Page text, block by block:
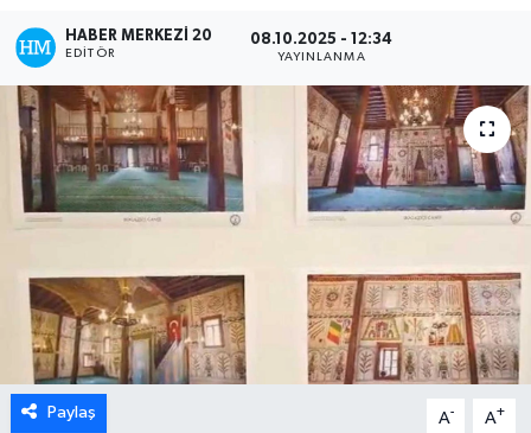
HABER MERKEZI 20
EDITÖR
08.10.2025 - 12:34
YAYINLANMA
Paylaş A- A+
MAGAZİN
ÖZEL HABER
RESMİ REKLAM